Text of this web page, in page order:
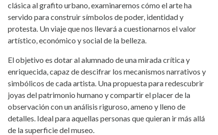
clásica al grafito urbano, examinaremos cómo el arte ha
servido para construir símbolos de poder, identidad y
protesta. Un viaje que nos llevará a cuestionarnos el valor
artístico, económico y social de la belleza.
El objetivo es dotar al alumnado de una mirada crítica y
enriquecida, capaz de descifrar los mecanismos narrativos y
simbólicos de cada artista. Una propuesta para redescubrir
joyas del patrimonio humano y compartir el placer de la
observación con un análisis riguroso, ameno y lleno de
detalles. Ideal para aquellas personas que quieran ir más allá
de la superficie del museo.